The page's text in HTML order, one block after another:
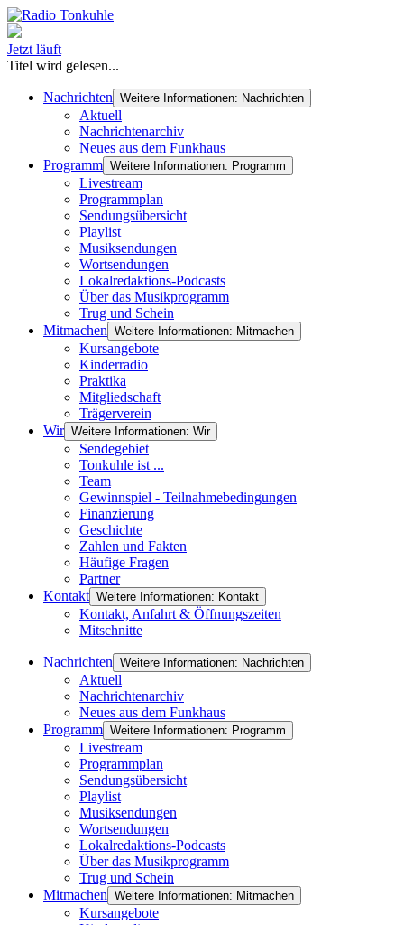
Jetzt läuft
Titel wird gelesen...
Nachrichten Weitere Informationen: Nachrichten
Aktuell
Nachrichtenarchiv
Neues aus dem Funkhaus
Programm Weitere Informationen: Programm
Livestream
Programmplan
Sendungsübersicht
Playlist
Musiksendungen
Wortsendungen
Lokalredaktions-Podcasts
Über das Musikprogramm
Trug und Schein
Mitmachen Weitere Informationen: Mitmachen
Kursangebote
Kinderradio
Praktika
Mitgliedschaft
Trägerverein
Wir Weitere Informationen: Wir
Sendegebiet
Tonkuhle ist ...
Team
Gewinnspiel - Teilnahmebedingungen
Finanzierung
Geschichte
Zahlen und Fakten
Häufige Fragen
Partner
Kontakt Weitere Informationen: Kontakt
Kontakt, Anfahrt & Öffnungszeiten
Mitschnitte
Nachrichten Weitere Informationen: Nachrichten
Aktuell
Nachrichtenarchiv
Neues aus dem Funkhaus
Programm Weitere Informationen: Programm
Livestream
Programmplan
Sendungsübersicht
Playlist
Musiksendungen
Wortsendungen
Lokalredaktions-Podcasts
Über das Musikprogramm
Trug und Schein
Mitmachen Weitere Informationen: Mitmachen
Kursangebote